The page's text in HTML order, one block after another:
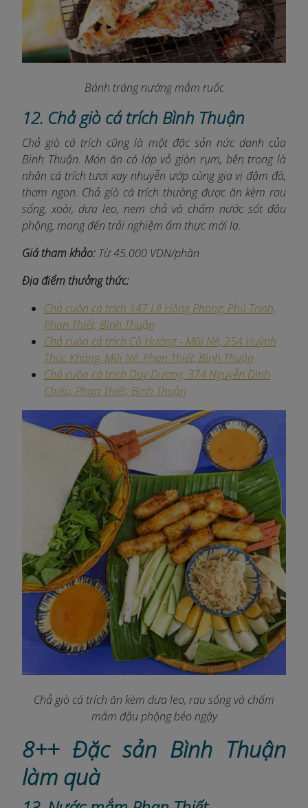
Bánh tráng nướng mắm ruốc
12. Chả giò cá trích Bình Thuận
Chả giò cá trích cũng là một đặc sản nức danh của
Bình Thuận. Món ăn có lớp vỏ giòn rụm, bên trong là
nhân cá trích tươi xay nhuyễn ướp cùng gia vị đậm đà,
thơm ngon. Chả giò cá trích thường được ăn kèm rau
sống, xoài, dưa leo, nem chả và chấm nước sốt đậu
phộng, mang đến trải nghiệm ẩm thực mới lạ.
Giá tham khảo: Từ 45.000 VDN/phần
Địa điểm thưởng thức:
Chả cuốn cá trích 147 Lê Hồng Phong, Phú Trinh,
Phan Thiết, Bình Thuận
Chả cuốn cá trích Cô Hường - Mũi Né, 254 Huỳnh
Thúc Kháng, Mũi Né, Phan Thiết, Bình Thuận
Chả cuốn cá trích Duy Dương, 374 Nguyễn Đình
Chiểu, Phan Thiết, Bình Thuận
Chả giò cá trích ăn kèm dưa leo, rau sống và chấm
mắm đậu phộng béo ngậy
8++ Đặc sản Bình Thuận
làm quà